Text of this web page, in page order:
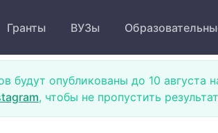
Гранты ВУЗы
будут опубликованы до 10 августа
, чтобы не пропустить